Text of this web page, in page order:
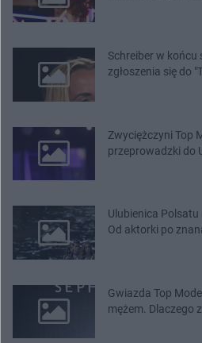
Schreiber w końcu
zgłoszenia się do
Zwyciężczyni Top
przeprowadzki do
Ulubienica Polsatu
Od aktorki po
Gwiazda Top
mężem. Dlaczego